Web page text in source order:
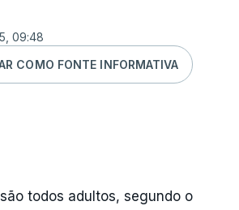
09:48
COMO FONTE INFORMATIVA
todos adultos, segundo o